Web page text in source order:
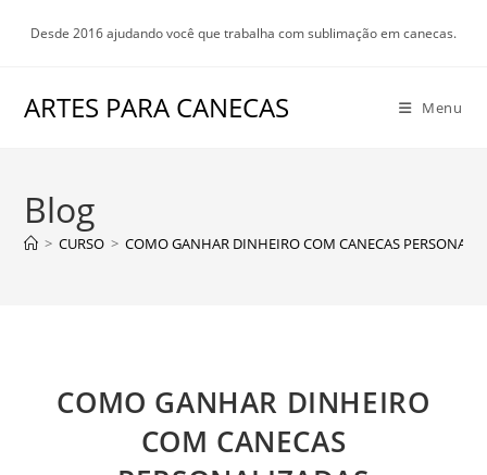
para
conteúdo
Desde 2016 ajudando você que trabalha com sublimação em canecas.
ARTES PARA CANECAS Menu
Blog
> CURSO > COMO GANHAR DINHEIRO COM CANECAS
COMO GANHAR DINHEIRO
COM CANECAS